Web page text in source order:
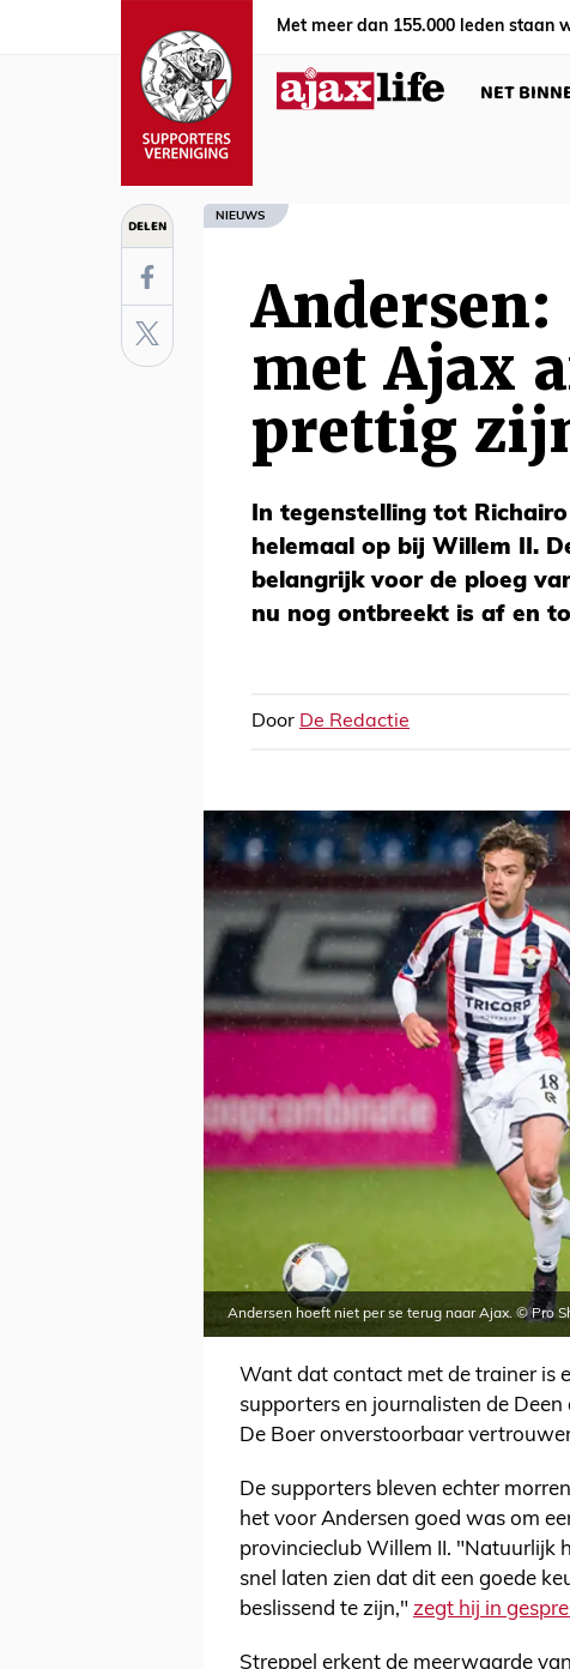
Met meer dan 155.000 leden staan
NET
DELEN NIEUWS
met Ajax
prettig
In tegenstelling tot
helemaal op bij Willem II.
belangrijk voor de ploeg
nu nog ontbreekt is af en
Door De Redactie
Andersen hoeft niet per se terug naar Ajax. © Pro
Want dat contact met de trainer is
supporters en journalisten de
De Boer onverstoorbaar
De supporters bleven echter
het voor Andersen goed was om
provincieclub Willem II. "Natuurlijk
snel laten zien dat dit een goede
beslissend te zijn," zegt hij in
Streppel erkent de meerwaarde